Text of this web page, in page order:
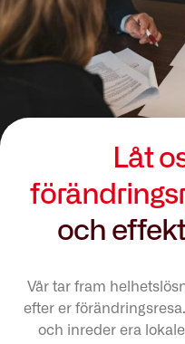
Låt
och
Vår tar fram
efter er
och inreder era